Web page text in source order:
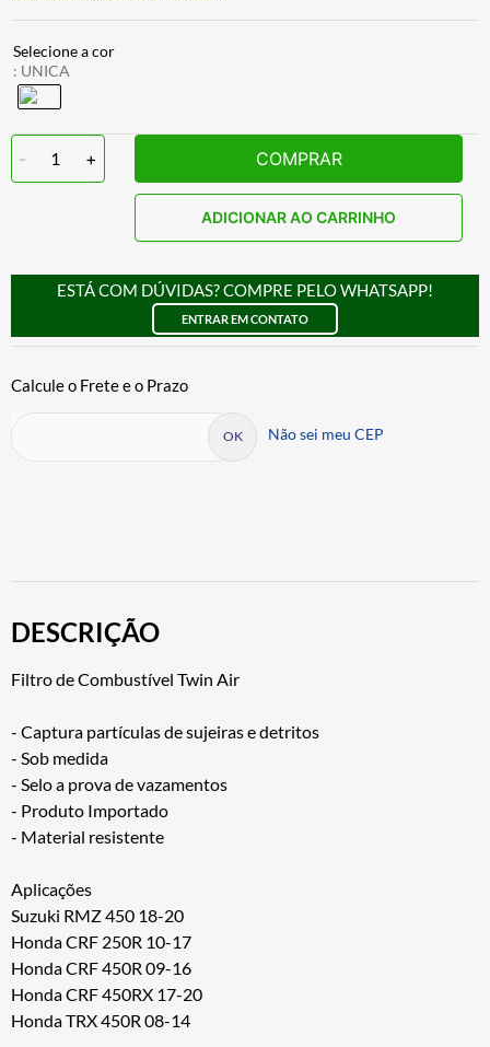
: UNICA
- 1 + COMPRAR
ADICIONAR AO CARRINHO
ESTÁ COM DÚVIDAS? COMPRE PELO WHATSAPP!
ENTRAR EM CONTATO
Não sei meu CEP
DESCRIÇÃO
Filtro de Combustível Twin Air
- Captura partículas de sujeiras e detritos
- Sob medida
- Selo a prova de vazamentos
- Produto Importado
- Material resistente
Aplicações
Suzuki RMZ 450 18-20
Honda CRF 250R 10-17
Honda CRF 450R 09-16
Honda CRF 450RX 17-20
Honda TRX 450R 08-14